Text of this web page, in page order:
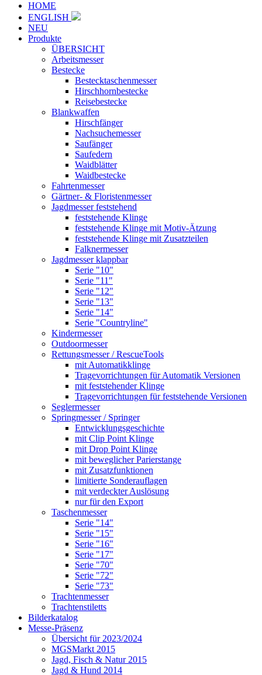
HOME
ENGLISH
NEU
Produkte
ÜBERSICHT
Arbeitsmesser
Bestecke
Bestecktaschenmesser
Hirschhornbestecke
Reisebestecke
Blankwaffen
Hirschfänger
Nachsuchemesser
Saufänger
Saufedern
Waidblätter
Waidbestecke
Fahrtenmesser
Gärtner- & Floristenmesser
Jagdmesser feststehend
feststehende Klinge
feststehende Klinge mit Motiv-Ätzung
feststehende Klinge mit Zusatzteilen
Falknermesser
Jagdmesser klappbar
Serie "10"
Serie "11"
Serie "12"
Serie "13"
Serie "14"
Serie "Countryline"
Kindermesser
Outdoormesser
Rettungsmesser / RescueTools
mit Automatikklinge
Tragevorrichtungen für Automatik Versionen
mit feststehender Klinge
Tragevorrichtungen für feststehende Versionen
Seglermesser
Springmesser / Springer
Entwicklungsgeschichte
mit Clip Point Klinge
mit Drop Point Klinge
mit beweglicher Parierstange
mit Zusatzfunktionen
limitierte Sonderauflagen
mit verdeckter Auslösung
nur für den Export
Taschenmesser
Serie "14"
Serie "15"
Serie "16"
Serie "17"
Serie "70"
Serie "72"
Serie "73"
Trachtenmesser
Trachtenstiletts
Bilderkatalog
Messe-Präsenz
Übersicht für 2023/2024
MGSMarkt 2015
Jagd, Fisch & Natur 2015
Jagd & Hund 2014